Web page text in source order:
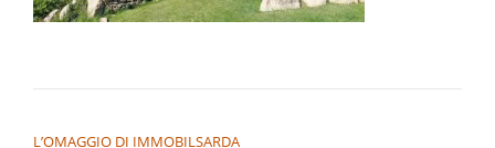
L’OMAGGIO DI IMMOBILSARDA